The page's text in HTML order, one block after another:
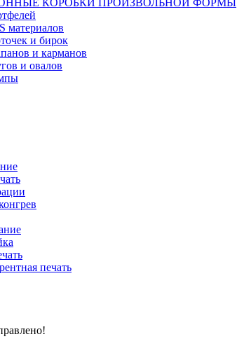
КОРОБКИ ПРОИЗВОЛЬНОЙ ФОРМЫ
материалов
и бирок
и карманов
и овалов
печать